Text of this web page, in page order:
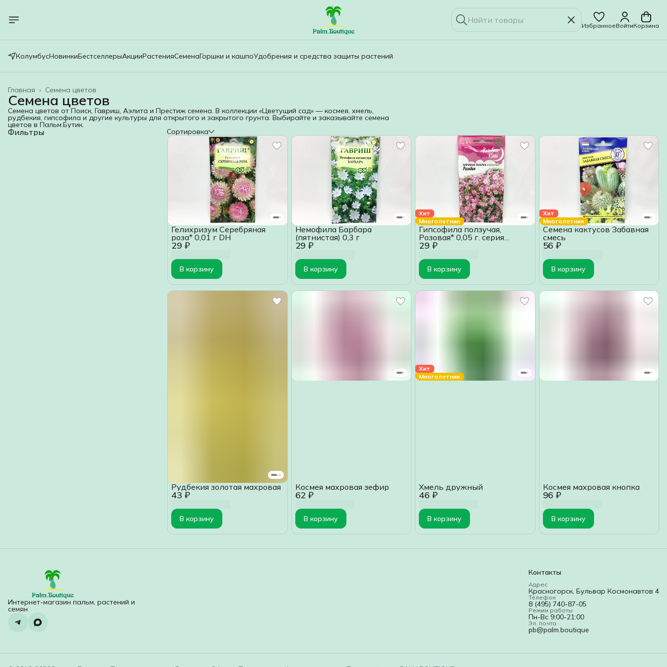
ИзбранноеВойтиКорзина
КолумбусНовинкиБестселлерыАкцииРастенияСеменаГоршки и кашпоУдобрения и средства защиты растений
Семена цветов
Главная ›
Семена цветов
Семена цветов от Поиск, Гавриш, Аэлита и Престиж семена. В коллекции «Цветущий сад» — космея, хмель,
рудбекия, гипсофила и другие культуры для открытого и закрытого грунта. Выбирайте и заказывайте семена
цветов в Пальм.Бутик.
Фильтры Сортировка
29 ₽
Гелихризум Серебряная
роза* 0,01 г DH
В корзину
29 ₽
Немофила Барбара
(пятнистая) 0,3 г
В корзину
Хит
Многолетник
29 ₽
Гипсофила ползучая,
Розовая* 0,05 г. серия
Розовые сны
В корзину
Хит
Многолетник
56 ₽
Семена кактусов Забавная
смесь
В корзину
43 ₽
Рудбекия золотая махровая
В корзину
62 ₽
Космея махровая зефир
В корзину
Хит
Многолетник
46 ₽
Хмель дружный
В корзину
96 ₽
Космея махровая кнопка
В корзину
Интернет-магазин пальм, растений и
семян
Контакты
Адрес
Красногорск, Бульвар Космонавтов 4
Телефон
8 (495) 740-87-05
Режим работы
Пн-Вс 9:00-21:00
Эл. почта
pb@palm.boutique